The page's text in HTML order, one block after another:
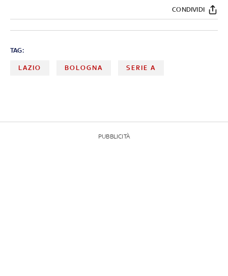
CONDIVIDI
TAG:
LAZIO BOLOGNA SERIE A
PUBBLICITÀ